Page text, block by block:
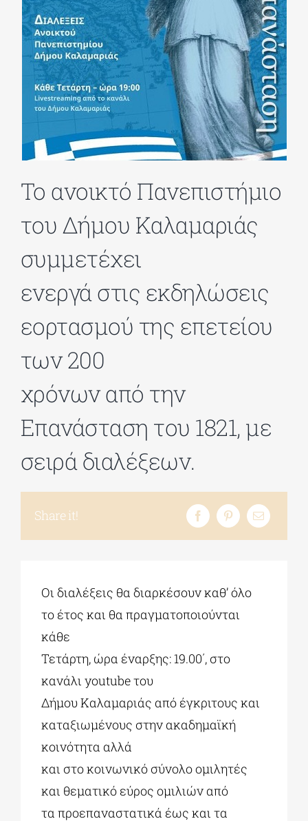
ΔΙΔΑΚΤΟΡΙΚΑ
ΕΚΠΑΙΔΕΥΤΙΚΑ ΙΔΡΥΜΑΤΑ
ΠΟΛΙΤΙΣΤΙΚΟΙ ΦΟΡΕΙΣ
ΔΗΜΟΙ
ΕΚΔΗΛΩΣΕΙΣ
Το ανοικτό Πανεπιστήμιο
του Δήμου Καλαμαριάς
συμμετέχει
ενεργά στις εκδηλώσεις
εορτασμού της επετείου
των 200
χρόνων από την
Επανάσταση του 1821, με
σειρά διαλέξεων.
Share it!
Οι διαλέξεις θα διαρκέσουν καθ’ όλο
το έτος και θα πραγματοποιούνται
κάθε
Τετάρτη, ώρα έναρξης: 19.00΄, στο
κανάλι youtube του
Δήμου Καλαμαριάς από έγκριτους και
καταξιωμένους στην ακαδημαϊκή
κοινότητα αλλά
και στο κοινωνικό σύνολο ομιλητές
και θεματικό εύρος ομιλιών από
τα προεπαναστατικά έως και τα